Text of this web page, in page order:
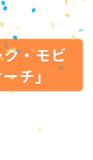
・モビ
チ」